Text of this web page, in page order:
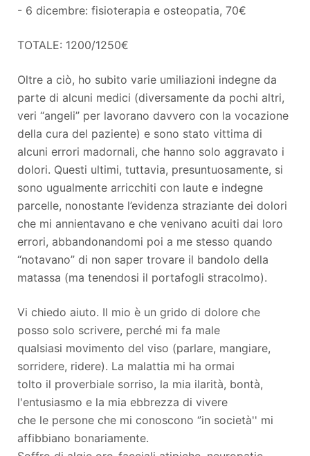
- 6 dicembre: fisioterapia e osteopatia, 70€
TOTALE: 1200/1250€
Oltre a ciò, ho subito varie umiliazioni indegne da
parte di alcuni medici (diversamente da pochi altri,
veri “angeli” per lavorano davvero con la vocazione
della cura del paziente) e sono stato vittima di
alcuni errori madornali, che hanno solo aggravato i
dolori. Questi ultimi, tuttavia, presuntuosamente, si
sono ugualmente arricchiti con laute e indegne
parcelle, nonostante l’evidenza straziante dei dolori
che mi annientavano e che venivano acuiti dai loro
errori, abbandonandomi poi a me stesso quando
“notavano” di non saper trovare il bandolo della
matassa (ma tenendosi il portafogli stracolmo).
Vi chiedo aiuto. Il mio è un grido di dolore che
posso solo scrivere, perché mi fa male
qualsiasi movimento del viso (parlare, mangiare,
sorridere, ridere). La malattia mi ha ormai
tolto il proverbiale sorriso, la mia ilarità, bontà,
l'entusiasmo e la mia ebbrezza di vivere
che le persone che mi conoscono ‘’in società'' mi
affibbiano bonariamente.